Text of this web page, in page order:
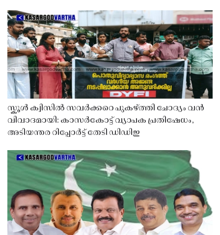
സ്കൂൾ ക്വിസിൽ സവർക്കറെ പുകഴ്ത്തി ചോദ്യം വൻ
വിവാദമായി: കാസർകോട്ട് വ്യാപക പ്രതിഷേധം,
അടിയന്തര റിപ്പോർട്ട് തേടി ഡിഡിഇ